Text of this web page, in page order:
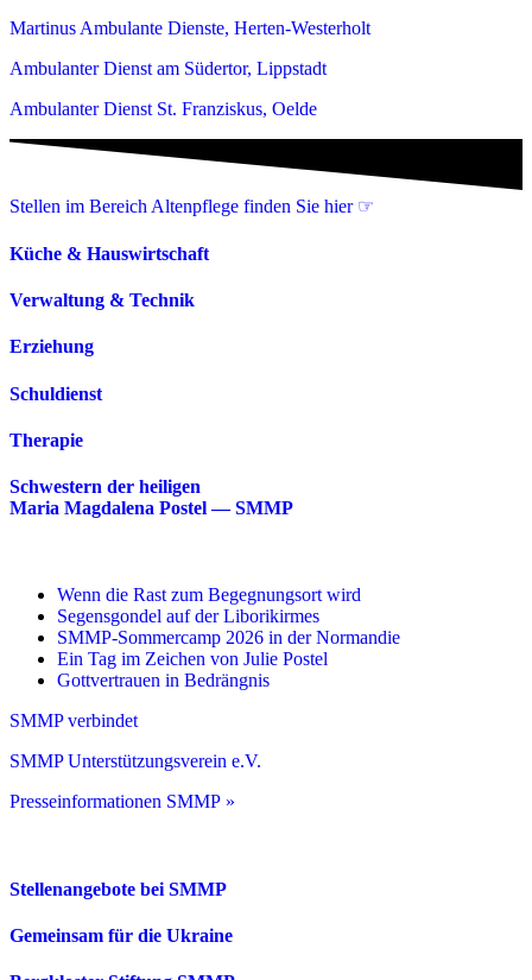
Martinus Ambulante Dienste, Herten-Westerholt
Ambulanter Dienst am Südertor, Lippstadt
Ambulanter Dienst St. Franziskus, Oelde
Stellen im Bereich Altenpflege finden Sie hier ☞
Küche & Hauswirtschaft
Verwaltung & Technik
Erziehung
Schuldienst
Therapie
Schwestern der heiligen
Maria Magdalena Postel — SMMP
Wenn die Rast zum Begegnungsort wird
Segensgondel auf der Liborikirmes
SMMP-Sommercamp 2026 in der Normandie
Ein Tag im Zeichen von Julie Postel
Gottvertrauen in Bedrängnis
SMMP verbindet
SMMP Unterstützungsverein e.V.
Presseinformationen SMMP »
Stellenangebote bei SMMP
Gemeinsam für die Ukraine